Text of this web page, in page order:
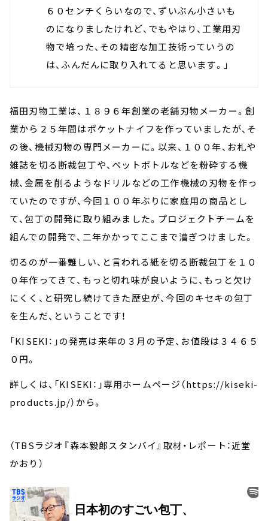
６０センチくらいなので、ずいぶん小さいも
のになりましたけれど、でもやはり、工業用刃
物で培った、その精密な加工技術っていうの
は、ふんだんに取り入れてると思います。」
福田刃物工業は、１８９６年創業の老舗刃物メーカー。創
業から２５年間はポケットナイフを作っていましたが、そ
の後、機械刃物の専門メーカーに。以来、１００年、お札や
雑誌を切る断裁包丁や、ペットボトルなどを粉砕する機
械、金属を削るようなドリルなどの工作機械の刃物を作っ
ていたのですが、今回１００年ぶりに家庭用の商品とし
て、包丁の開発に取り組みました。プロジェクトチームを
組んでの開発で、二年かかってここまで漕ぎつけました。
切るのが一番難しい、と言われる紙を切る断裁包丁を１０
０年作ってきて、もっと切れ味が良いように、もっと欠け
にくく、と研究し続けてきた歴史が、今回のキセキの包丁
を生んだ、ということです！
「KISEKI：」の発売は来年の３月の予定、お値段は３４６５
０円。
詳しくは、「KISEKI：」専用ホームページ（https://kiseki-
products.jp/）から。
（TBSラジオ『森本毅郎スタンバイ』取材・レポート：近堂
かおり）